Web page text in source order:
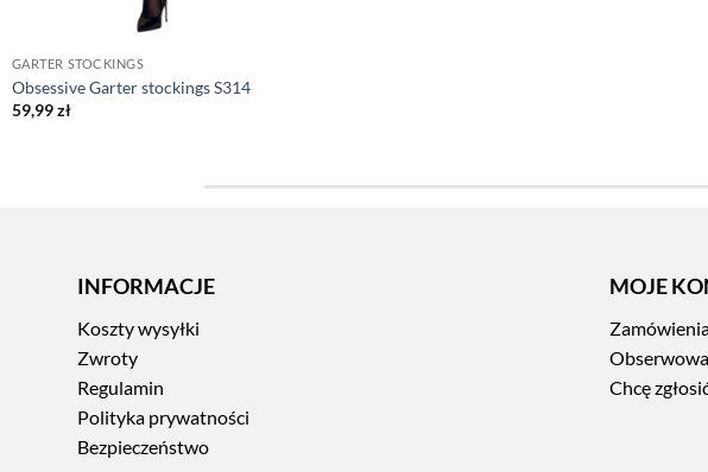
GARTER STOCKINGS
Obsessive Garter stockings S314
59,99zł
INFORMACJE
Koszty wysyłki
Zwroty
Regulamin
Polityka prywatności
Bezpieczeństwo
MOJE
Chcę